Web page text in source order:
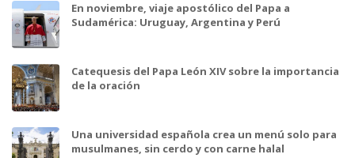
En noviembre, viaje apostólico del Papa a
Sudamérica: Uruguay, Argentina y Perú
Catequesis del Papa León XIV sobre la importancia
de la oración
Una universidad española crea un menú solo para
musulmanes, sin cerdo y con carne halal